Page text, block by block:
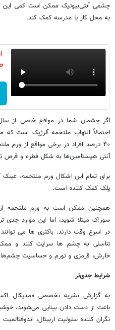
چشمی آنتی‌بیوتیک ممکن است کمی این
به محل کار یا مدرسه کمک کند.
اگر چشمان شما در مواقع خاصی از
احتمالاً التهاب ملتحمه آلرژیک است
۴۰ درصد افراد در برخی مواقع از ورم
آنتی هیستامین‌ها به شکل قطره و قرص
برای تمام این اشکال ورم ملتحمه،
پلک کمک کننده است.
همچنین ممکن است به ورم ملتحمه از
سوزاک مبتلا شوید، اما این موارد
در اسرع وقت دارند. باکتری ها می
تناسلی به چشم ها سرایت کنند و
خارش، قرمزی و تورم و حساسیت
شرایط جدی‌تر
به گزارش نشریه تخصصی «مدیکال
باعث از دست دادن بینایی می‌شوند،
نگران کننده سلولیت اربیتال،